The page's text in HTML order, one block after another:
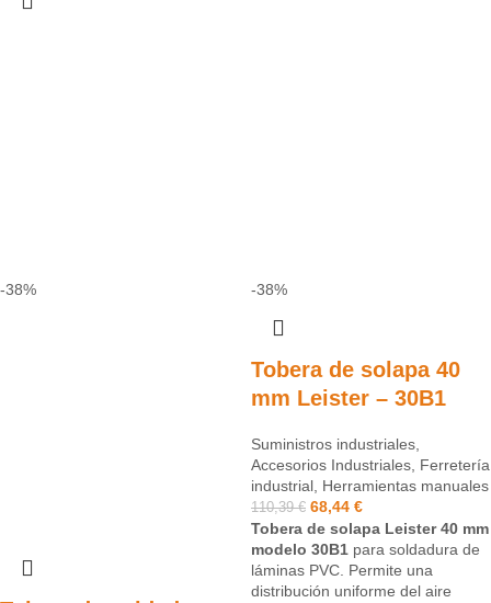
-38% -38%
Tobera de solapa 40
mm Leister – 30B1
Suministros industriales
Accesorios Industriales Ferretería
industrial Herramientas manuales
110,39€ 68,44 €
Tobera de solapa Leister 40 mm
modelo 30B1 para soldadura de
láminas PVC. Permite una
distribución uniforme del aire